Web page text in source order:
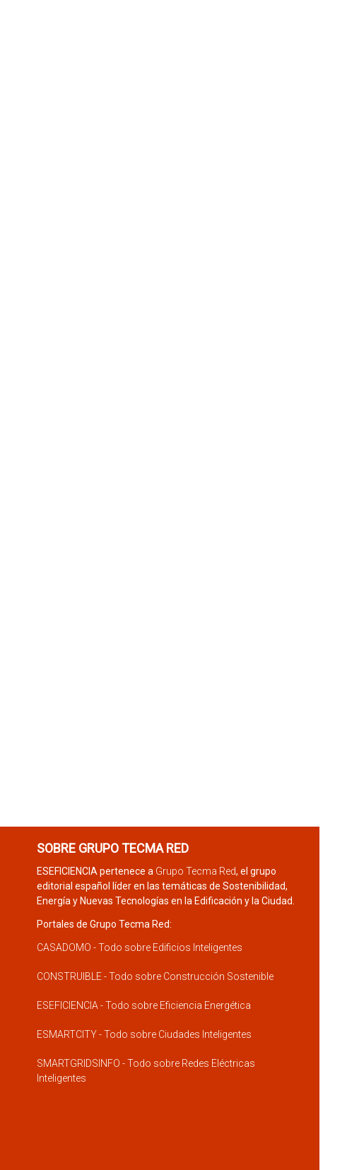
SOBRE GRUPO TECMA RED
ESEFICIENCIA pertenece a Grupo Tecma Red, el grupo
editorial español líder en las temáticas de Sostenibilidad,
Energía y Nuevas Tecnologías en la Edificación y la Ciudad.
Portales de Grupo Tecma Red:
CASADOMO - Todo sobre Edificios Inteligentes
CONSTRUIBLE - Todo sobre Construcción Sostenible
ESEFICIENCIA - Todo sobre Eficiencia Energética
ESMARTCITY - Todo sobre Ciudades Inteligentes
SMARTGRIDSINFO - Todo sobre Redes Eléctricas
Inteligentes